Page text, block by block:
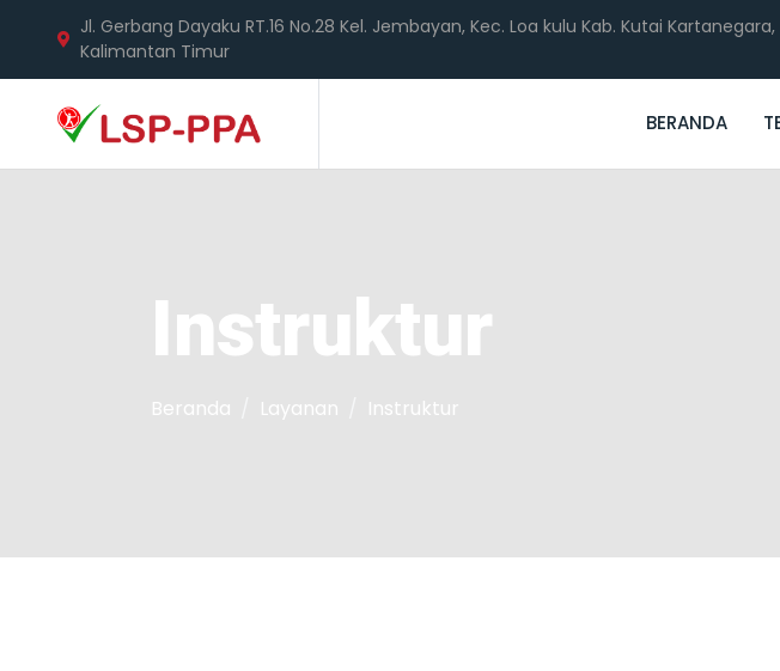
Jl. Gerbang Dayaku RT.16 No.28 Kel. Jembayan, Kec. Loa kulu Kab. Kutai Kartanegara,
Kalimantan Timur
Senin - Sabtu: 08.00 - 17.00 WITA BERANDA
Instruktur
Beranda Layanan Instruktur